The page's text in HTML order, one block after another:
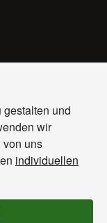
und
wir
von uns
individuellen